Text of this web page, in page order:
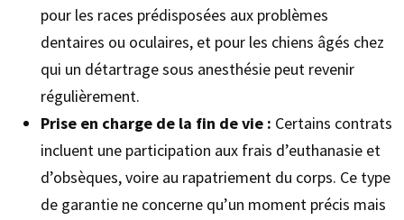
pour les races prédisposées aux problèmes
dentaires ou oculaires, et pour les chiens âgés chez
qui un détartrage sous anesthésie peut revenir
régulièrement.
Prise en charge de la fin de vie : Certains contrats
incluent une participation aux frais d’euthanasie et
d’obsèques, voire au rapatriement du corps. Ce type
de garantie ne concerne qu’un moment précis mais